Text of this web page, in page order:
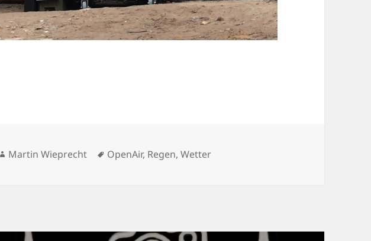
Autor
Martin Wieprecht Schlagwörter
OpenAir, Regen,Wetter